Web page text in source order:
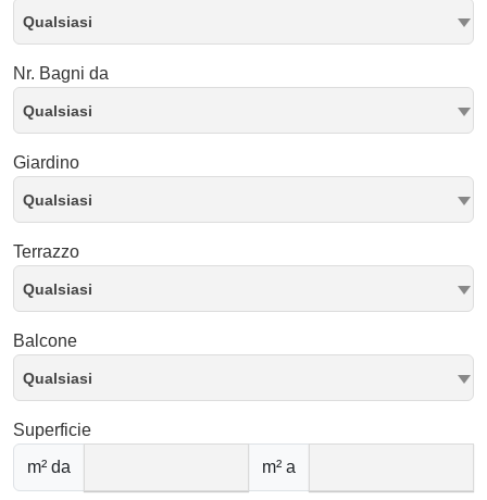
Qualsiasi
Nr. Bagni da
Qualsiasi
Giardino
Qualsiasi
Terrazzo
Qualsiasi
Balcone
Qualsiasi
Superficie
m² da
m² a